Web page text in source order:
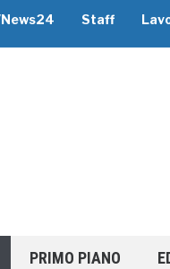
Staff
PRIMO PIANO